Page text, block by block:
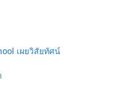
เผยวิสัยทัศน์